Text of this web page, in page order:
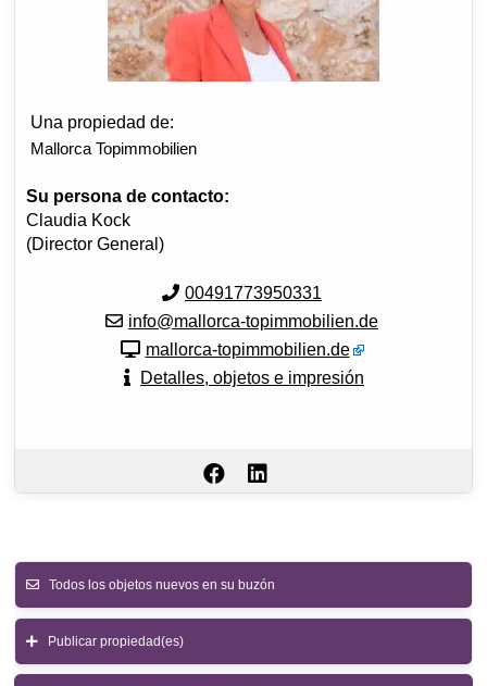
Una propiedad de:
Mallorca Topimmobilien
Su persona de contacto:
Claudia Kock
(Director General)
00491773950331
info@mallorca-topimmobilien.de
mallorca-topimmobilien.de
Detalles, objetos e impresión
Todos los objetos nuevos en su buzón
Publicar propiedad(es)